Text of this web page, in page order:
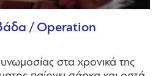
/ Operation
στα χρονικά της